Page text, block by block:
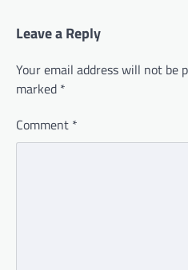
Leave a Reply
Your email address will not be
marked *
Comment *